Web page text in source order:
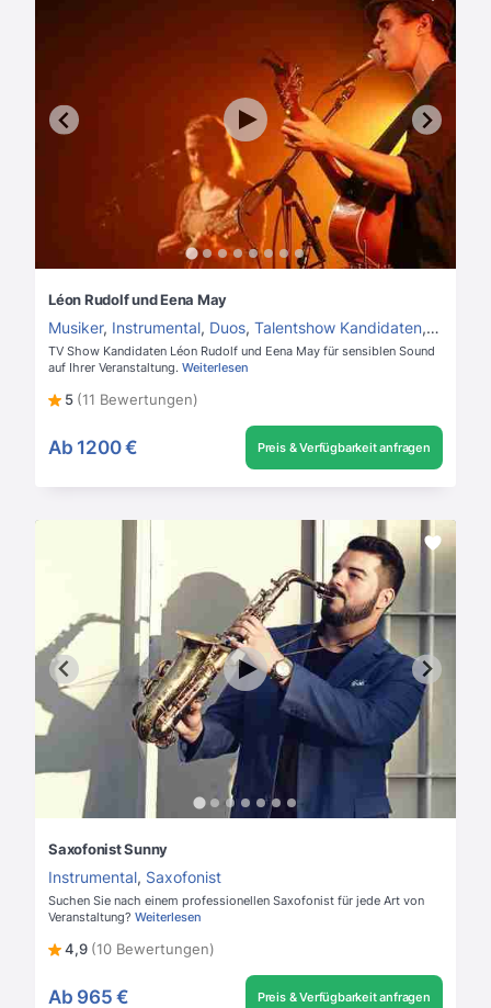
Léon Rudolf und Eena May
Musiker, Instrumental, Duos, Talentshow Kandidaten, Gitarrist
TV Show Kandidaten Léon Rudolf und Eena May für sensiblen Sound
auf Ihrer Veranstaltung. Weiterlesen
5 (11 Bewertungen)
Ab 1200 € Preis & Verfügbarkeit anfragen
Saxofonist Sunny
Instrumental, Saxofonist
Suchen Sie nach einem professionellen Saxofonist für jede Art von
Veranstaltung? Weiterlesen
4,9 (10 Bewertungen)
Ab 965 € Preis & Verfügbarkeit anfragen